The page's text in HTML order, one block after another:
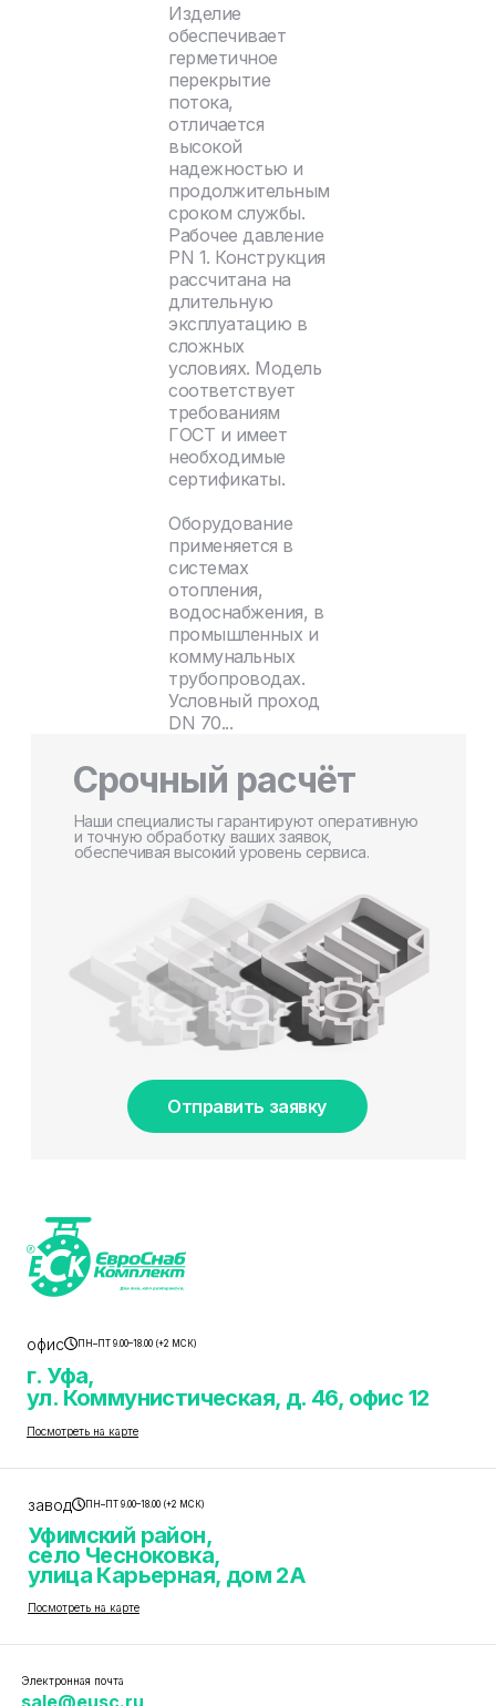
Изделие
обеспечивает
герметичное
перекрытие
потока,
отличается
высокой
надежностью и
продолжительным
сроком службы.
Рабочее давление
PN 1. Конструкция
рассчитана на
длительную
эксплуатацию в
сложных
условиях. Модель
соответствует
требованиям
ГОСТ и имеет
необходимые
сертификаты.
Оборудование
применяется в
системах
отопления,
водоснабжения, в
промышленных и
коммунальных
трубопроводах.
Условный проход
DN 70...
Срочный расчёт
Наши специалисты гарантируют оперативную
и точную обработку ваших заявок,
обеспечивая высокий уровень сервиса.
Отправить заявку
офис ПН–ПТ 9.00–18.00 (+2 МСК)
г. Уфа,
ул. Коммунистическая, д. 46, офис 12
Посмотреть на карте
завод ПН–ПТ 9.00–18.00 (+2 МСК)
Уфимский район,
село Чесноковка,
улица Карьерная, дом 2А
Посмотреть на карте
Электронная почта
sale@eusc.ru